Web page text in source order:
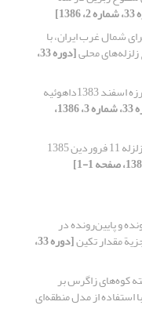
شمال غرب ایران، با
محلی [دوره 33،
محاسبه سازوکار زمین‌لرزه اسفند 1383داهوئیه
[دوره 33، شماره 3، 1386،
بررسی سازوکار کانونی زلزله‌ 11 فروردین 1385
و پایین‌رونده در
مقدار تکین [دوره 33،
کوه‌های زاگرس بر
از مدل منطقه‌ای